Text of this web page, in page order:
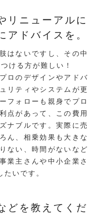
リニューアルに
アドバイスを。
はないですし、その中
ける方が難しい！
ロのデザインやアドバ
リティやシステムが更
フォローも親身でプロ
点があって、この費用
ナブルです。実際に売
ん、相乗効果も大きな
ない、時間がないなど
業主さんや中小企業さ
いです。
どを教えてくだ